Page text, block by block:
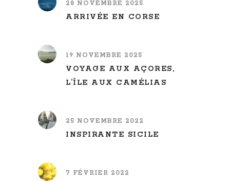
28 NOVEMBRE 2025
ARRIVÉE EN CORSE
19 NOVEMBRE 2025
VOYAGE AUX AÇORES,
L’ÎLE AUX CAMÉLIAS
25 NOVEMBRE 2022
INSPIRANTE SICILE
7 FÉVRIER 2022